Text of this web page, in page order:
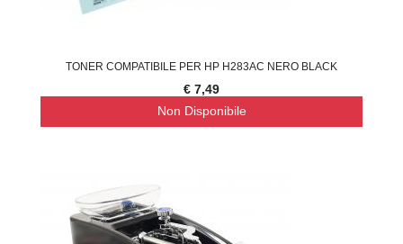
TONER COMPATIBILE PER HP H283AC NERO BLACK
€ 7,49
Non Disponibile